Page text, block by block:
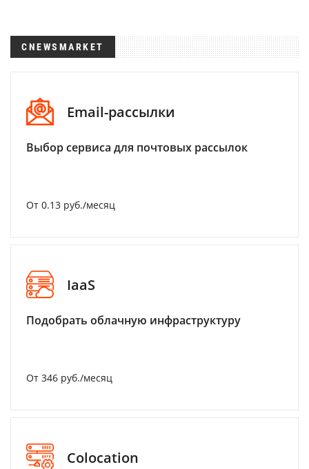
CNEWSMARKET
Email-рассылки
Выбор сервиса для почтовых рассылок
От 0.13 руб./месяц
IaaS
Подобрать облачную инфраструктуру
От 346 руб./месяц
Colocation